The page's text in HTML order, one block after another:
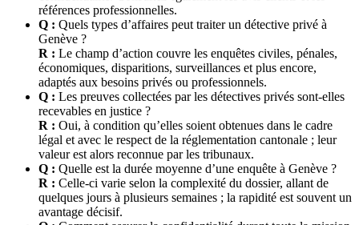
références professionnelles.
Q : Quels types d’affaires peut traiter un détective privé à
Genève ?
R : Le champ d’action couvre les enquêtes civiles, pénales,
économiques, disparitions, surveillances et plus encore,
adaptés aux besoins privés ou professionnels.
Q : Les preuves collectées par les détectives privés sont-elles
recevables en justice ?
R : Oui, à condition qu’elles soient obtenues dans le cadre
légal et avec le respect de la réglementation cantonale ; leur
valeur est alors reconnue par les tribunaux.
Q : Quelle est la durée moyenne d’une enquête à Genève ?
R : Celle-ci varie selon la complexité du dossier, allant de
quelques jours à plusieurs semaines ; la rapidité est souvent un
avantage décisif.